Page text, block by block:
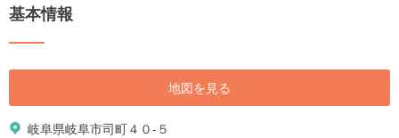
ています。 今回は、岐阜旅行の見どころや人気の観光スポット、ご当地グ
基本情報
地図を見る
岐阜県岐阜市司町４０-５